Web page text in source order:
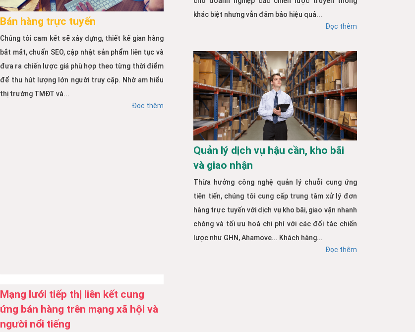
Bán hàng trực tuyến
Chúng tôi cam kết sẽ xây dựng, thiết kế gian hàng
bắt mắt, chuẩn SEO, cập nhật sản phẩm liên tục và
đưa ra chiến lược giá phù hợp theo từng thời điểm
để thu hút lượng lớn người truy cập. Nhờ am hiểu
thị trường TMĐT và...
Đọc thêm
khác biệt nhưng vẫn đảm bảo hiệu quả...
Đọc thêm
Quản lý dịch vụ hậu cần, kho bãi
và giao nhận
Thừa hưởng công nghệ quản lý chuỗi cung ứng
tiên tiến, chúng tôi cung cấp trung tâm xử lý đơn
hàng trực tuyến với dịch vụ kho bãi, giao vận nhanh
chóng và tối ưu hoá chi phí với các đối tác chiến
lược như GHN, Ahamove... Khách hàng...
Đọc thêm
Mạng lưới tiếp thị liên kết cung
ứng bán hàng trên mạng xã hội và
người nổi tiếng